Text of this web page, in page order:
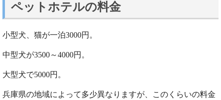
ペットホテルの料金
小型犬、猫が一泊3000円。
中型犬が3500～4000円。
大型犬で5000円。
兵庫県の地域によって多少異なりますが、このくらいの料金